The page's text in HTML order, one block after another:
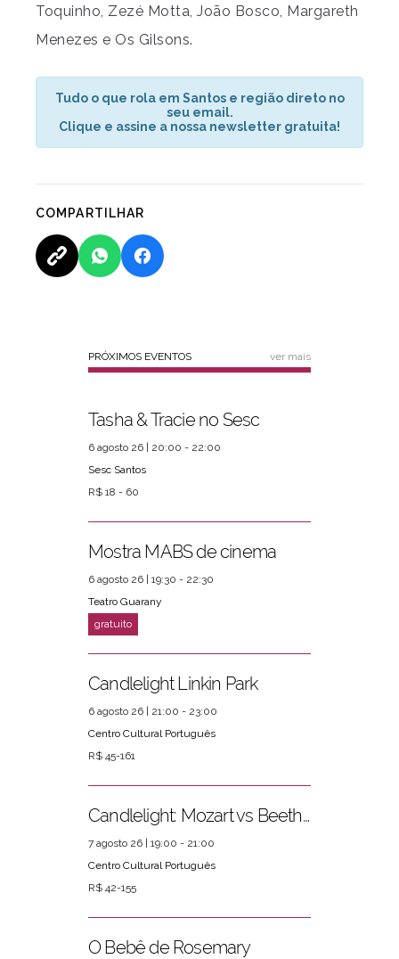
Toquinho, Zezé Motta, João Bosco, Margareth
Menezes e Os Gilsons.
Tudo o que rola em Santos e região direto no
seu email.
Clique e assine a nossa newsletter gratuita!
COMPARTILHAR
PRÓXIMOS EVENTOS ver mais
Tasha & Tracie no Sesc
6 agosto 26 | 20:00 - 22:00
Sesc Santos
R$ 18 - 60
Mostra MABS de cinema
6 agosto 26 | 19:30 - 22:30
Teatro Guarany
Candlelight Linkin Park
6 agosto 26 | 21:00 - 23:00
Centro Cultural Português
R$ 45-161
Candlelight: Mozart vs Beethoven
7 agosto 26 | 19:00 - 21:00
Centro Cultural Português
R$ 42-155
O Bebê de Rosemary